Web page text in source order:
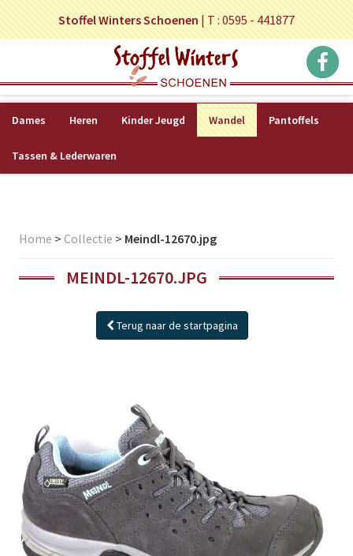
Stoffel Winters Schoenen|T : 0595 - 441877
Dames Heren Kinder Jeugd Wandel Pantoffels
Tassen & Lederwaren
Home > Collectie > Meindl-12670.jpg
MEINDL-12670.JPG
Terug naar de startpagina